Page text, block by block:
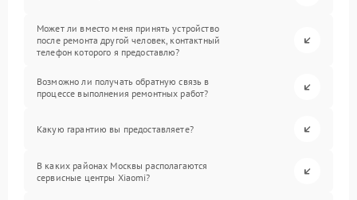
Может ли вместо меня принять устройство
после ремонта другой человек, контактный
телефон которого я предоставлю?
Возможно ли получать обратную связь в
процессе выполнения ремонтных работ?
Какую гарантию вы предоставляете?
В каких районах Москвы располагаются
сервисные центры Xiaomi?